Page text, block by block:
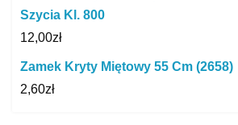
Szycia Kl. 800
12,00zł
Zamek Kryty Miętowy 55 Cm (2658)
2,60zł